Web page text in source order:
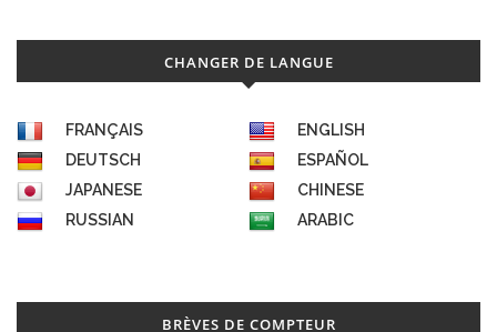
CHANGER DE LANGUE
FRANÇAIS
ENGLISH
DEUTSCH
ESPAÑOL
JAPANESE
CHINESE
RUSSIAN
ARABIC
BRÈVES DE COMPTEUR